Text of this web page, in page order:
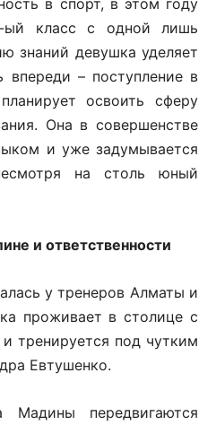
в спорт, в этом году
ый класс с одной лишь
знаний девушка уделяет
впереди – поступление в
освоить сферу
Она в совершенстве
и уже задумывается
на столь юный
и ответственности
у тренеров Алматы и
проживает в столице с
тренируется под чутким
Евтушенко.
передвигаются